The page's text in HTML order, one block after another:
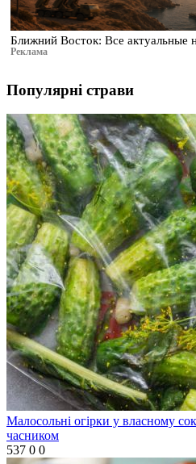
Ближний Восток: Все актуальные
Реклама
Популярні страви
Малосольні огірки у власному
часником
537 0 0